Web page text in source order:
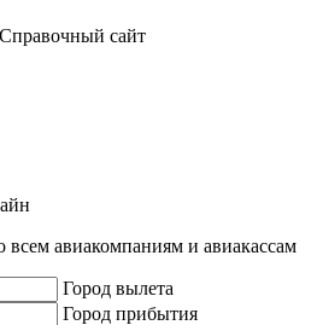
Справочный сайт
авиакомпаниям и авиакассам
Город вылета
Город прибытия